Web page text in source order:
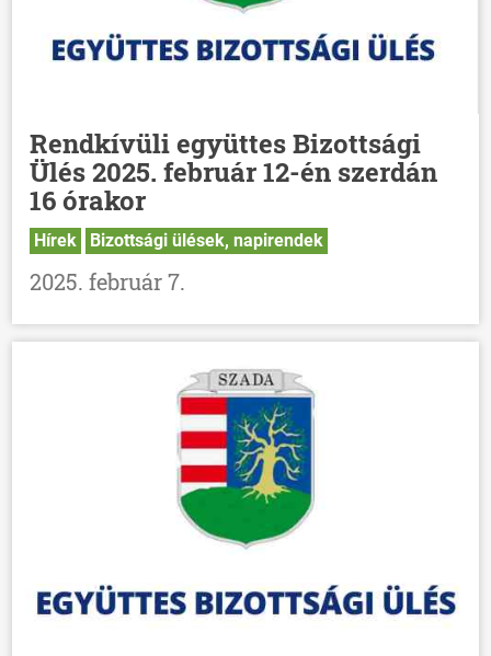
Rendkívüli együttes Bizottsági
Ülés 2025. február 12-én szerdán
16 órakor
Hírek Bizottsági ülések, napirendek
2025. február 7.